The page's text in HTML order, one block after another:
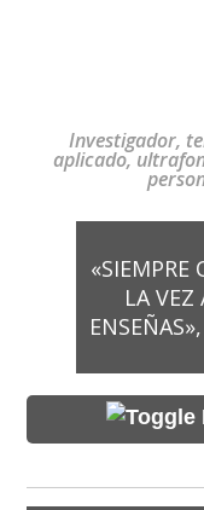
Investigador,
aplicado,
«SIEMPRE
LA